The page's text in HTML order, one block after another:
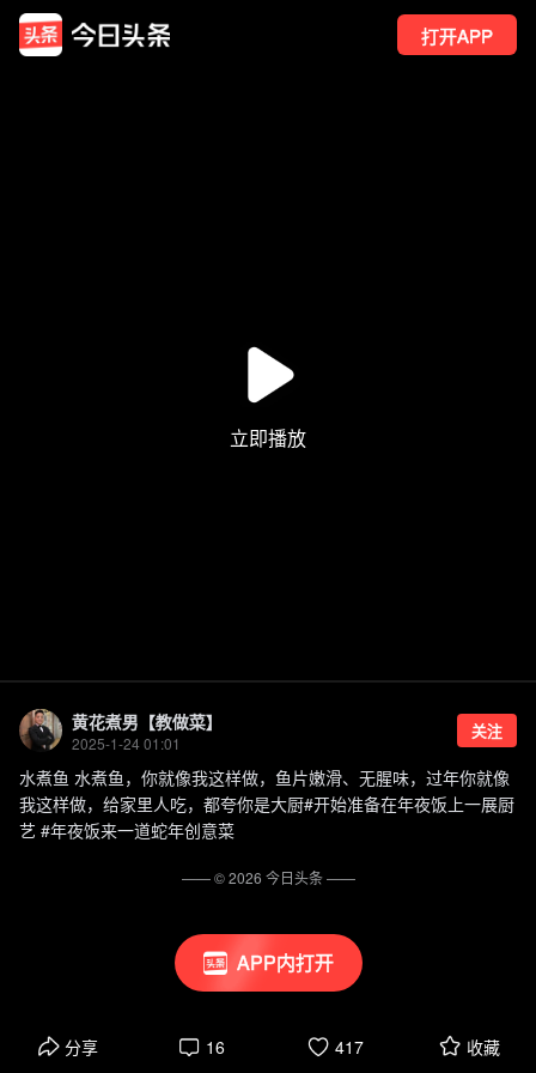
打开APP
APP内打开
黄花煮男【教做菜】
2025-1-24 01:01
关注
水煮鱼 水煮鱼，你就像我这样做，鱼片嫩滑、无腥味，过年你就像
我这样做，给家里人吃，都夸你是大厨#开始准备在年夜饭上一展厨
艺 #年夜饭来一道蛇年创意菜
分享 16 417 收藏
—— ©2026 今日头条——